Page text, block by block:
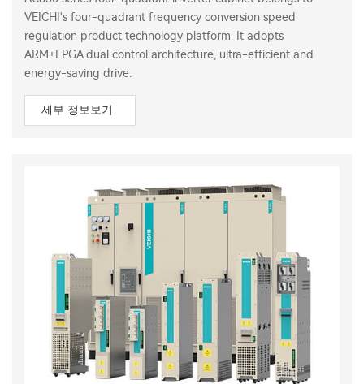
VEICHI's four-quadrant frequency conversion speed
regulation product technology platform. It adopts
ARM+FPGA dual control architecture, ultra-efficient and
energy-saving drive.
세부 정보보기